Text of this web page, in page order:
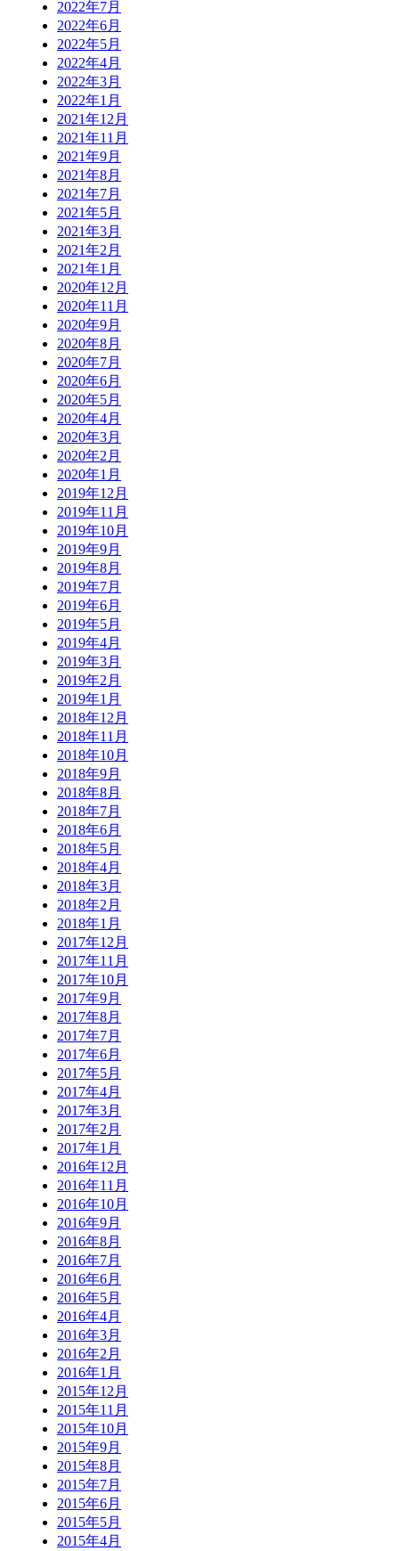
2022年7月
2022年6月
2022年5月
2022年4月
2022年3月
2022年1月
2021年12月
2021年11月
2021年9月
2021年8月
2021年7月
2021年5月
2021年3月
2021年2月
2021年1月
2020年12月
2020年11月
2020年9月
2020年8月
2020年7月
2020年6月
2020年5月
2020年4月
2020年3月
2020年2月
2020年1月
2019年12月
2019年11月
2019年10月
2019年9月
2019年8月
2019年7月
2019年6月
2019年5月
2019年4月
2019年3月
2019年2月
2019年1月
2018年12月
2018年11月
2018年10月
2018年9月
2018年8月
2018年7月
2018年6月
2018年5月
2018年4月
2018年3月
2018年2月
2018年1月
2017年12月
2017年11月
2017年10月
2017年9月
2017年8月
2017年7月
2017年6月
2017年5月
2017年4月
2017年3月
2017年2月
2017年1月
2016年12月
2016年11月
2016年10月
2016年9月
2016年8月
2016年7月
2016年6月
2016年5月
2016年4月
2016年3月
2016年2月
2016年1月
2015年12月
2015年11月
2015年10月
2015年9月
2015年8月
2015年7月
2015年6月
2015年5月
2015年4月